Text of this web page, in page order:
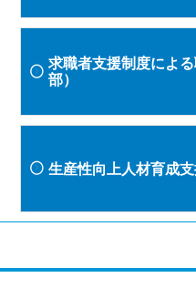
求職者支援制度によ
部）
生産性向上人材育成